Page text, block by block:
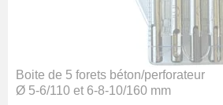
Boite de 5 forets béton/perforateur
Ø 5-6/110 et 6-8-10/160 mm